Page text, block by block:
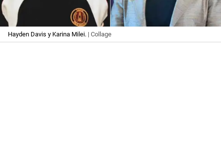
Hayden Davis y Karina Milei. | Collage